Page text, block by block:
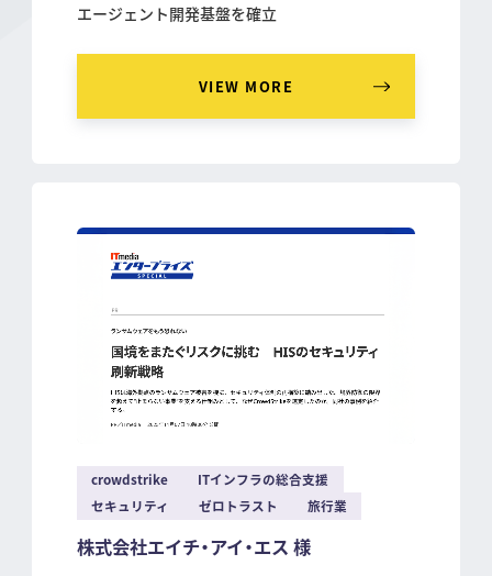
エージェント開発基盤を確立
VIEW MORE
crowdstrike
ITインフラの総合支援
セキュリティ
ゼロトラスト 旅行業
株式会社エイチ・アイ・エス 様